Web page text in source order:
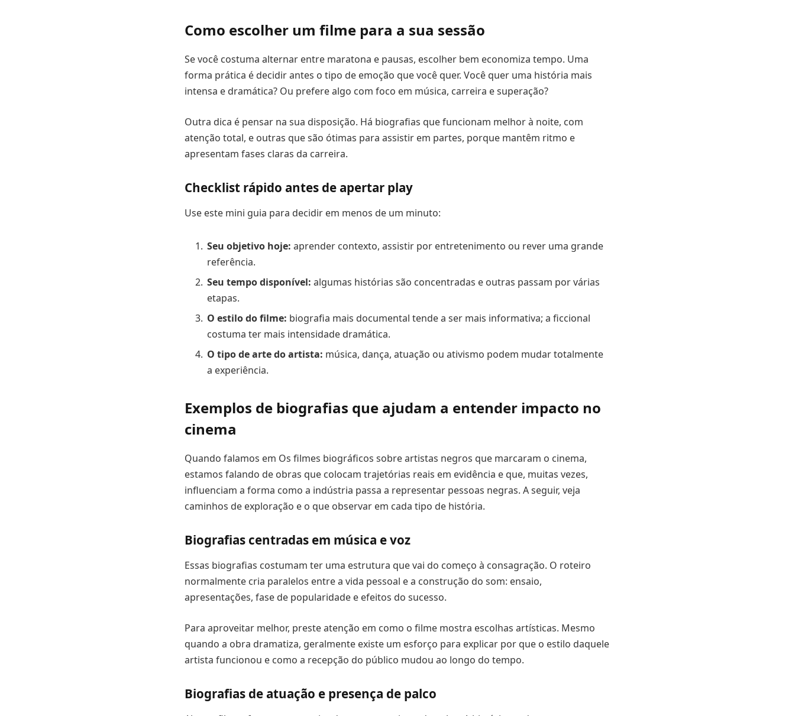
Como escolher um filme para a sua sessão
Se você costuma alternar entre maratona e pausas, escolher bem economiza tempo. Uma
forma prática é decidir antes o tipo de emoção que você quer. Você quer uma história mais
intensa e dramática? Ou prefere algo com foco em música, carreira e superação?
Outra dica é pensar na sua disposição. Há biografias que funcionam melhor à noite, com
atenção total, e outras que são ótimas para assistir em partes, porque mantêm ritmo e
apresentam fases claras da carreira.
Checklist rápido antes de apertar play
Use este mini guia para decidir em menos de um minuto:
Seu objetivo hoje: aprender contexto, assistir por entretenimento ou rever uma grande
referência.
Seu tempo disponível: algumas histórias são concentradas e outras passam por várias
etapas.
O estilo do filme: biografia mais documental tende a ser mais informativa; a ficcional
costuma ter mais intensidade dramática.
O tipo de arte do artista: música, dança, atuação ou ativismo podem mudar totalmente
a experiência.
Exemplos de biografias que ajudam a entender impacto no
cinema
Quando falamos em Os filmes biográficos sobre artistas negros que marcaram o cinema,
estamos falando de obras que colocam trajetórias reais em evidência e que, muitas vezes,
influenciam a forma como a indústria passa a representar pessoas negras. A seguir, veja
caminhos de exploração e o que observar em cada tipo de história.
Biografias centradas em música e voz
Essas biografias costumam ter uma estrutura que vai do começo à consagração. O roteiro
normalmente cria paralelos entre a vida pessoal e a construção do som: ensaio,
apresentações, fase de popularidade e efeitos do sucesso.
Para aproveitar melhor, preste atenção em como o filme mostra escolhas artísticas. Mesmo
quando a obra dramatiza, geralmente existe um esforço para explicar por que o estilo daquele
artista funcionou e como a recepção do público mudou ao longo do tempo.
Biografias de atuação e presença de palco